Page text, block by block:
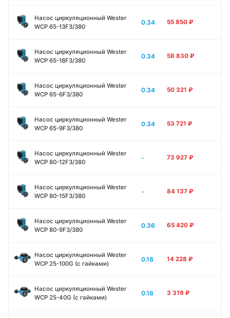
Насос циркуляционный Wester
WCP 65-13F3/380
0.34 55 850 ₽
Насос циркуляционный Wester
WCP 65-18F3/380
0.34 58 830 ₽
Насос циркуляционный Wester
WCP 65-6F3/380
0.34 50 321 ₽
Насос циркуляционный Wester
WCP 65-9F3/380
0.34 53 721 ₽
Насос циркуляционный Wester
WCP 80-12F3/380
- 73 927 ₽
Насос циркуляционный Wester
WCP 80-15F3/380
- 84 137 ₽
Насос циркуляционный Wester
WCP 80-9F3/380
0.36 65 420 ₽
Насос циркуляционный Wester
WCP 25-100G (с гайками)
0.18 14 228 ₽
Насос циркуляционный Wester
WCP 25-40G (с гайками)
0.18 3 319 ₽